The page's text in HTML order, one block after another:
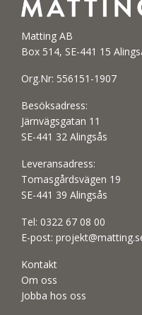
Matting AB
Box 514, SE-441 15
Org.Nr: 556151-1907
Besöksadress:
Järnvägsgatan 11
SE-441 32 Alingsås
Leveransadress:
Tomasgårdsvägen 19
SE-441 39 Alingsås
Tel: 0322 67 08 00
E-post:
Kontakt
Om oss
Jobba hos oss